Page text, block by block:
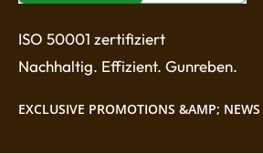
ISO 50001 zertifiziert
Nachhaltig. Effizient. Gunreben.
EXCLUSIVE PROMOTIONS &AMP; NEWS